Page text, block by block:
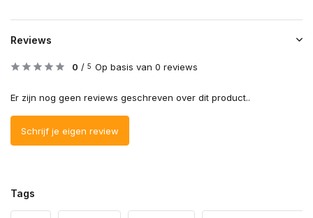
Reviews
0 / 5 Op basis van 0 reviews
Er zijn nog geen reviews geschreven over dit product..
Schrijf je eigen review
Tags